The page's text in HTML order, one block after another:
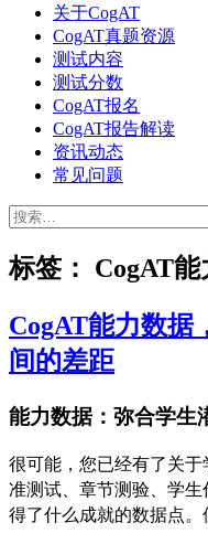
关于CogAT
CogAT真题资源
测试内容
测试分数
CogAT报名
CogAT报告解读
资讯动态
常见问题
搜
标签： CogAT
CogAT能力数据
间的差距
能力数据：弥合学生
很可能，您已经有了关
准测试、章节测验、学
得了什么成就的数据点